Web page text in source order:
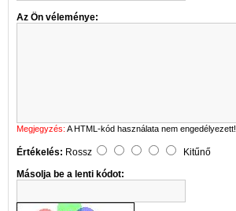
Az Ön véleménye:
Megjegyzés: A HTML-kód használata nem engedélyezett!
Értékelés: Rossz
Kitűnő
Másolja be a lenti kódot: